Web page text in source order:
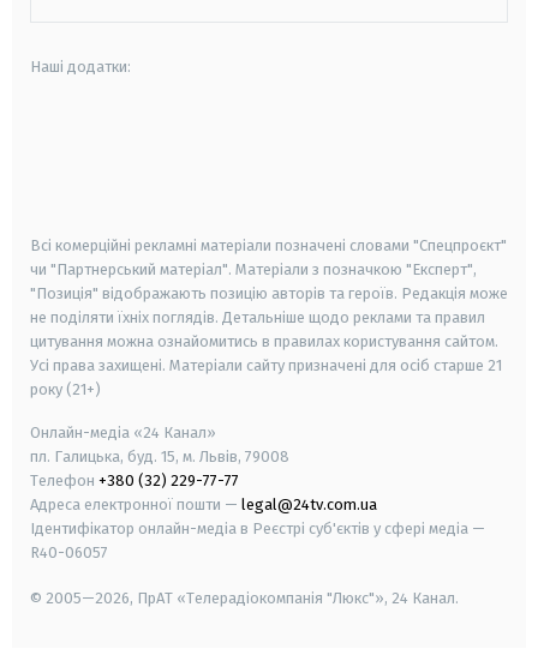
Наші додатки:
Всі комерційні рекламні матеріали позначені словами "Спецпроєкт"
чи "Партнерський матеріал". Матеріали з позначкою "Експерт",
"Позиція" відображають позицію авторів та героїв. Редакція може
не поділяти їхніх поглядів. Детальніше щодо реклами та правил
цитування можна ознайомитись в правилах користування сайтом.
Усі права захищені. Матеріали сайту призначені для осіб старше 21
року (21+)
Онлайн-медіа «24 Канал»
пл. Галицька, буд. 15, м. Львів, 79008
Телефон +380 (32) 229-77-77
Адреса електронної пошти — legal@24tv.com.ua
Ідентифікатор онлайн-медіа в Реєстрі суб'єктів у сфері медіа —
R40-06057
© 2005—2026, ПрАТ «Телерадіокомпанія "Люкс"», 24 Канал.